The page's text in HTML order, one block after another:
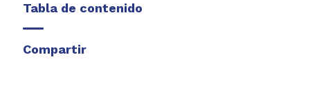
Tabla de contenido
Compartir